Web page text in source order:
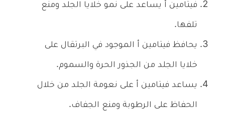
فيتامين أ يساعد على نمو خلايا الجلد ومنع
تلفها.
يحافظ فيتامين أ الموجود في البرتقال على
خلايا الجلد من الجذور الحرة والسموم.
يساعد فيتامين أ على نعومة الجلد من خلال
الحفاظ على الرطوبة ومنع الجفاف.